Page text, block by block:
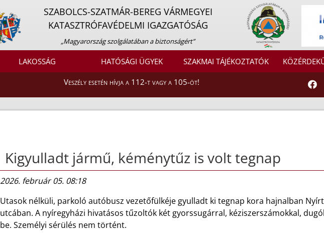
SZABOLCS-SZATMÁR-BEREG VÁRMEGYEI
KATASZTRÓFAVÉDELMI IGAZGATÓSÁG
„Magyarország szolgálatában a biztonságért”
LAKOSSÁG HATÓSÁGI ÜGYEK SZAKMAI TÁJÉKOZTATÓK
Veszély esetén hívja a 112-t vagy a 105-öt!
Kigyulladt jármű, kéménytűz is volt tegnap
2026. február 05. 08:18
Utasok nélküli, parkoló autóbusz vezetőfülkéje gyulladt ki tegnap kora hajnalban
utcában. A nyíregyházi hivatásos tűzoltók két gyorssugárral, kéziszerszámokkal,
be. Személyi sérülés nem történt.